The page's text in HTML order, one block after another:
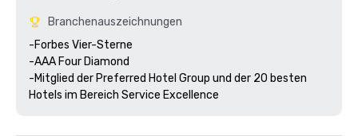
Branchenauszeichnungen
-Forbes Vier-Sterne
-AAA Four Diamond
-Mitglied der Preferred Hotel Group und der 20 besten